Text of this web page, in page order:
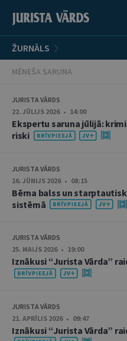
ŽURNĀLS
MĒNEŠA SARUNA
JURISTA VĀRDS
22. JŪLIJS 2026 • 14:00
Ekspertu saruna jūlijā:
riski
JURISTA VĀRDS
16. JŪNIJS 2026 • 08:15
Bērna balss un
sistēmā
JURISTA VĀRDS
25. MAIJS 2026 • 19:00
Iznākusi “Jurista Vārda”
JURISTA VĀRDS
21. APRĪLIS 2026 • 09:47
Iznākusi “Jurista Vārda”